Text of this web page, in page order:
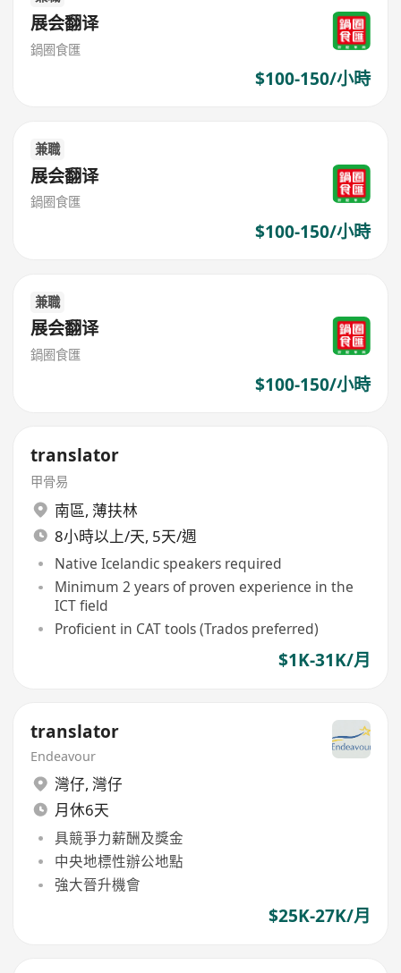
展会翻译
鍋圈食匯
$100-150/小時
兼職
展会翻译
鍋圈食匯
$100-150/小時
兼職
展会翻译
鍋圈食匯
$100-150/小時
translator
甲骨易
南區, 薄扶林
8小時以上/天, 5天/週
Native Icelandic speakers required
Minimum 2 years of proven experience in the
ICT field
Proficient in CAT tools (Trados preferred)
$1K-31K/月
translator
Endeavour
灣仔, 灣仔
月休6天
具競爭力薪酬及獎金
中央地標性辦公地點
強大晉升機會
$25K-27K/月